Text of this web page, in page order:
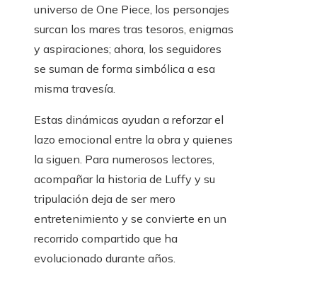
universo de One Piece, los personajes
surcan los mares tras tesoros, enigmas
y aspiraciones; ahora, los seguidores
se suman de forma simbólica a esa
misma travesía.
Estas dinámicas ayudan a reforzar el
lazo emocional entre la obra y quienes
la siguen. Para numerosos lectores,
acompañar la historia de Luffy y su
tripulación deja de ser mero
entretenimiento y se convierte en un
recorrido compartido que ha
evolucionado durante años.